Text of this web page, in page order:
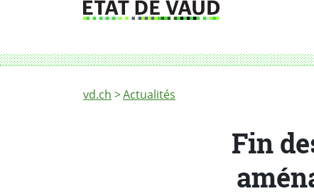
Fil d'Ariane
vd.ch Actualités
Fin des travaux de révision de la partie
Fin